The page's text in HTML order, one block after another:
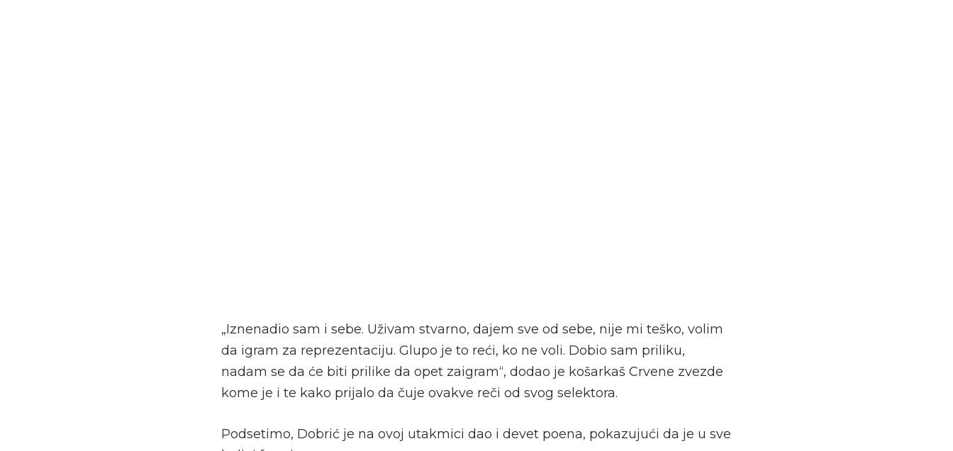
„Iznenadio sam i sebe. Uživam stvarno, dajem sve od sebe, nije mi teško, volim
da igram za reprezentaciju. Glupo je to reći, ko ne voli. Dobio sam priliku,
nadam se da će biti prilike da opet zaigram“, dodao je košarkaš Crvene zvezde
kome je i te kako prijalo da čuje ovakve reči od svog selektora.
Podsetimo, Dobrić je na ovoj utakmici dao i devet poena, pokazujući da je u sve